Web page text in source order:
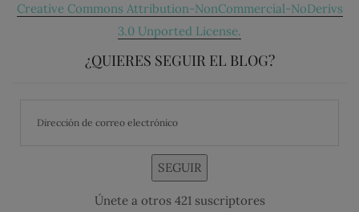
Creative Commons Attribution-NonCommercial-NoDerivs
3.0 Unported License.
¿QUIERES SEGUIR EL BLOG?
SEGUIR
Únete a otros 421 suscriptores